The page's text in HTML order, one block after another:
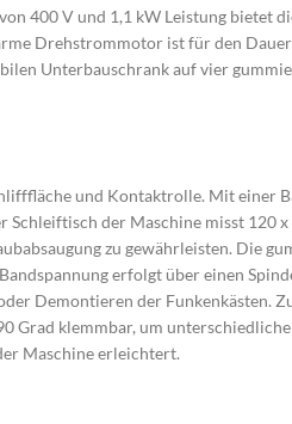
400 V und 1,1 kW Leistung bietet
Drehstrommotor ist für den
Unterbauschrank auf vier
und Kontaktrolle. Mit einer
der Maschine misst
zu gewährleisten. Die
erfolgt über einen
Demontieren der Funkenkästen.
klemmbar, um
Maschine erleichtert.